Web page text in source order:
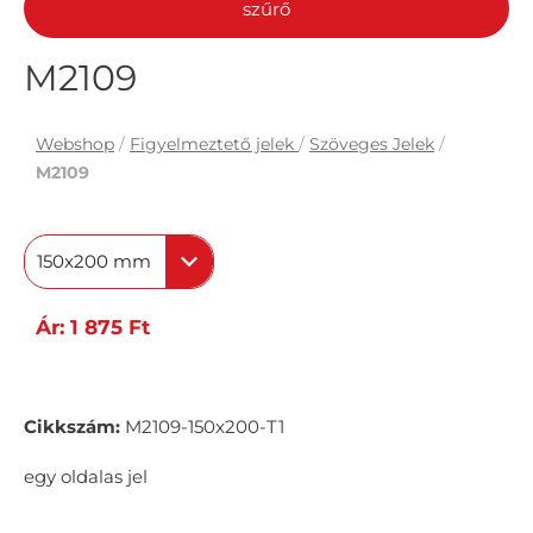
szűrő
M2109
Webshop / Figyelmeztető jelek / Szöveges Jelek /
M2109
150x200 mm
Ár: 1 875 Ft
Cikkszám: M2109-150x200-T1
egy oldalas jel